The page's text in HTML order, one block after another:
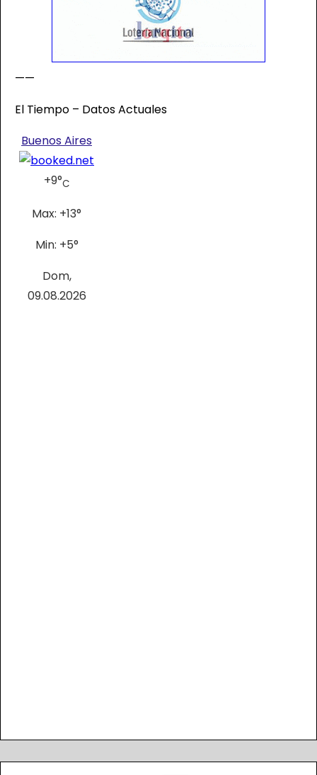
——
El Tiempo – Datos Actuales
Buenos Aires
+9°C
Max: +13°
Min: +5°
Dom,
09.08.2026